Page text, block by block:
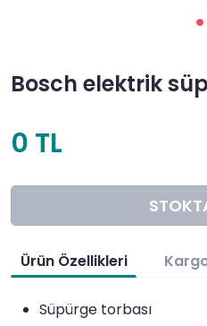
Bosch elektrik
0 TL
Ürün Özellikleri
Süpürge torbası